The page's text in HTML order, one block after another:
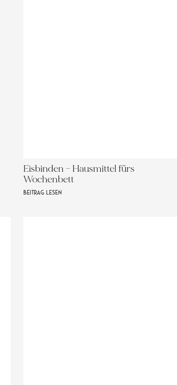
Eisbinden – Hausmittel fürs
Wochenbett
BEITRAG LESEN